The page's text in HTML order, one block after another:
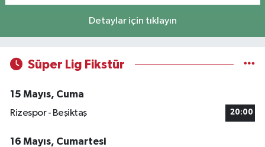
Detaylar için tıklayın
Süper Lig Fikstür
15 Mayıs, Cuma
Rizespor - Beşiktaş
20:00
16 Mayıs, Cumartesi